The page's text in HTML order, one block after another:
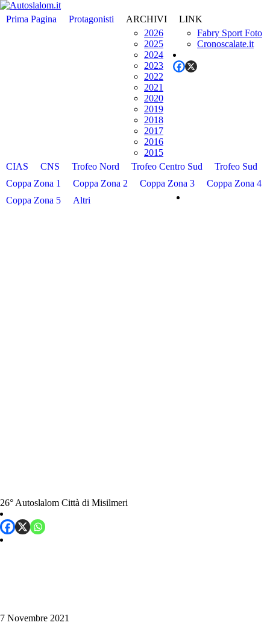
Prima Pagina Protagonisti
ARCHIVI
2026
2025
2024
2023
2022
2021
2020
2019
2018
2017
2016
2015
LINK
Fabry Sport Foto
Cronoscalate.it
CIAS CNS Trofeo Nord Trofeo Centro Sud
Trofeo Sud
Coppa Zona 1
Coppa Zona 2 Coppa Zona 3
Coppa Zona 4
Coppa Zona 5
Altri
26° Autoslalom Città di Misilmeri
7 Novembre 2021